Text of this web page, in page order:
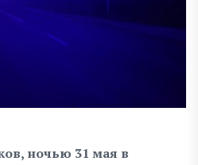
ночью 31 мая в